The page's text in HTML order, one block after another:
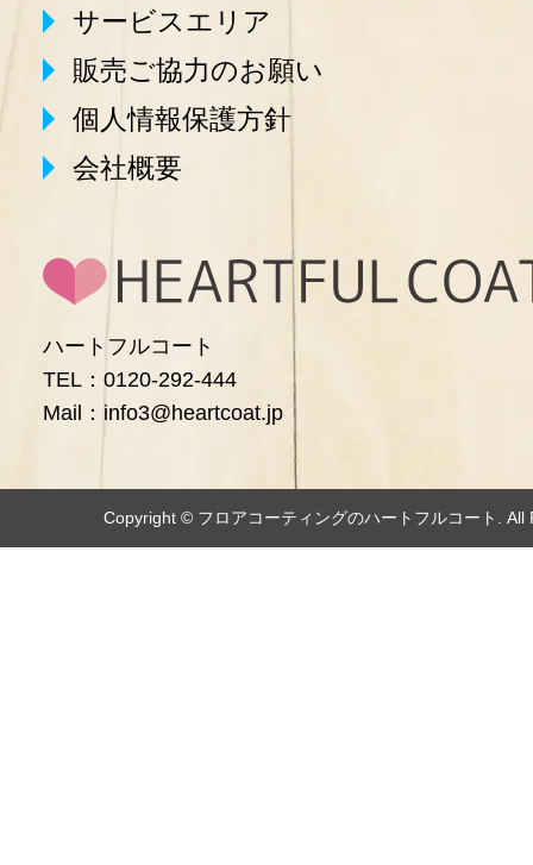
サービスエリア
販売ご協力のお願い
個人情報保護方針
会社概要
ハートフルコート
TEL：0120-292-444
Mail：info3@heartcoat.jp
Copyright ©️ フロアコーティングのハートフルコート .